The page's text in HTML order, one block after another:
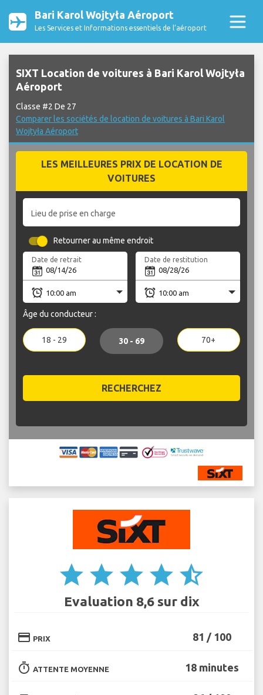
Bari Karol Wojtyła Aéroport
Les Services et Informations essentiels de l’aéroport
SIXT Location de voitures à Bari Karol Wojtyła
Aéroport
Classe #2 De 27
Comparer les sociétés de location de voitures à Bari Karol
Wojtyła Aéroport
LES MEILLEURES PRIX DE LOCATION DE
VOITURES
Lieu de prise en charge
Retourner au même endroit
Date de retrait Date de restitution
Âge du conducteur :
18 - 29 30 - 69 70+
RECHERCHEZ
star star star star star_half
Evaluation 8,6 sur dix
credit_card PRIX 81 / 100
timer ATTENTE MOYENNE 18 minutes